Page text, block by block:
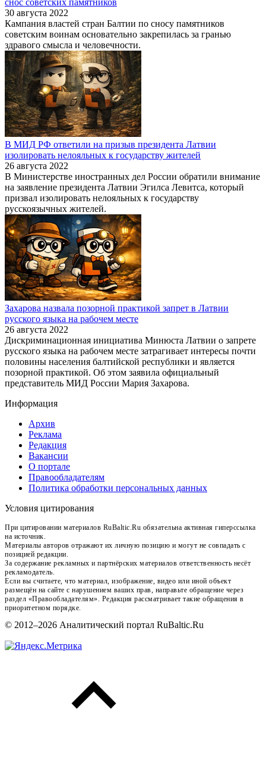
30 августа 2022
Кампания властей стран Балтии по сносу памятников
советским воинам основательно закрепилась за гранью
здравого смысла и человечности.
В МИД РФ ответили на призыв президента Латвии
изолировать нелояльных к государству жителей
26 августа 2022
В Министерстве иностранных дел России обратили внимание
на заявление президента Латвии Эгилса Левитса, который
призвал изолировать нелояльных к государству
русскоязычных жителей.
Захарова назвала позорной практикой запрет в Латвии
русского языка на рабочем месте
26 августа 2022
Дискриминационная инициатива Минюста Латвии о запрете
русского языка на рабочем месте затрагивает интересы почти
половины населения балтийской республики и является
позорной практикой. Об этом заявила официальный
представитель МИД России Мария Захарова.
Информация
Архив
Реклама
Редакция
Вакансии
О портале
Правообладателям
Политика обработки персональных данных
Условия цитирования
При цитировании материалов RuBaltic.Ru обязательна активная гиперссылка
на источник.
Материалы авторов отражают их личную позицию и могут не совпадать с
позицией редакции.
За содержание рекламных и партнёрских материалов ответственность несёт
рекламодатель.
Если вы считаете, что материал, изображение, видео или иной объект
размещён на сайте с нарушением ваших прав, направьте обращение через
раздел «Правообладателям». Редакция рассматривает такие обращения в
приоритетном порядке.
© 2012–2026 Аналитический портал RuBaltic.Ru